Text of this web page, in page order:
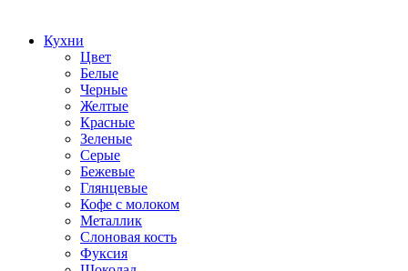
Кухни
Цвет
Белые
Черные
Желтые
Красные
Зеленые
Серые
Бежевые
Глянцевые
Кофе с молоком
Металлик
Слоновая кость
Фуксия